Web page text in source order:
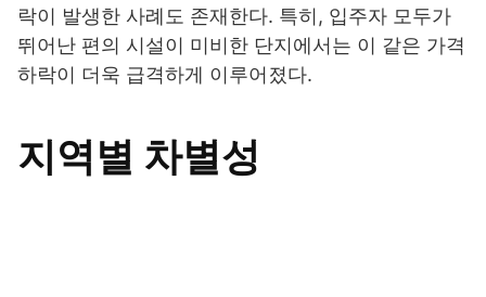
락이 발생한 사례도 존재한다. 특히, 입주자 모두가
뛰어난 편의 시설이 미비한 단지에서는 이 같은 가격
하락이 더욱 급격하게 이루어졌다.
지역별 차별성